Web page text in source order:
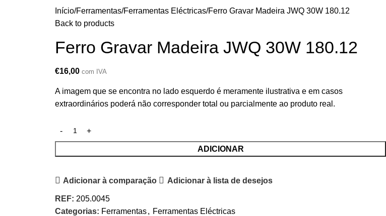
Início Ferramentas Ferramentas Eléctricas Ferro Gravar Madeira JWQ 30W 180.12
Back to products
Ferro Gravar Madeira JWQ 30W 180.12
€16,00 com IVA
A imagem que se encontra no lado esquerdo é meramente ilustrativa e em casos
extraordinários poderá não corresponder total ou parcialmente ao produto real.
ADICIONAR
Adicionar à comparação Adicionar à lista de desejos
REF: 205.0045
Categorias: Ferramentas, Ferramentas Eléctricas